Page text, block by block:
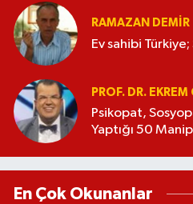
RAMAZAN DEMİR
Ev sahibi Türkiye;
PROF. DR. EKREM
Psikopat,
Yaptığı 50
En Çok Okunanlar